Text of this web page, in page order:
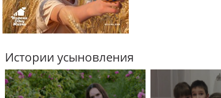
Истории усыновления